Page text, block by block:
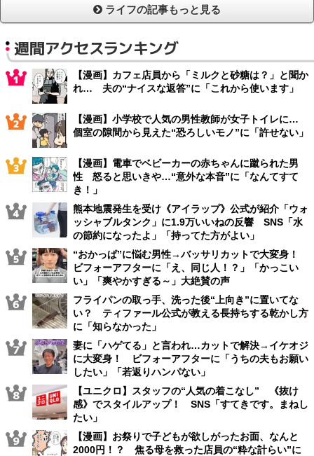
ライフの記事もっと見る
週間アクセスランキング
【漫画】カフェ店員から「ミルクと砂糖は？」と聞か
れ… 夫の“ナイスな返答”に「これから使います」
【漫画】小学校で人気の男性教師が女子トイレに…
個室の隙間から見えた“恐ろしいモノ”に「許せない」
【漫画】電車でベビーカーの赤ちゃんに蹴られた男
性 怒ると思いきや…“意外な本音”に「なんてすて
き！」
熊本地震発生を受け《アイラップ》公式が紹介「ウォ
ッシャブルタンク」に1.9万いいねの反響 SNS「水
の節約になったよ」「持ってた方がよい」
“おかっぱ”に悩む男性→バッサリカットで大変身！
ビフォーアフターに「え、同じ人！？」「かっこい
い」「爽やかすぎる～」大絶賛の声
フライパンの取っ手、洗った後“上向き”に置いてな
い？ ティファール公式が教える長持ちする乾かし方
に「知らなかった」
妻に「ハゲてる」と言われ…カットで解決→イケオジ
に大変身！ ビフォーアフターに「うちの夫もお願い
したい」「若返りハンパない」
【ユニクロ】スタッフの“人気の着こなし” 《抜け
感》でスタイルアップ！ SNS「すてきです。まねし
たい」
【漫画】お祭りで子どもが欲しがったお面、なんと
2000円！？ 焦る母を救った店員の“粋な計らい”に